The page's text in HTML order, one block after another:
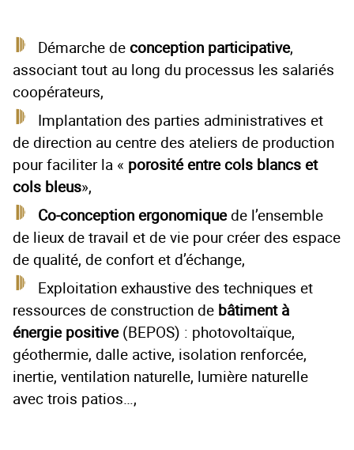
Démarche deconception participative,
associant tout au long du processus les salariés
coopérateurs,
Implantation des parties administratives et
de direction au centre des ateliers de production
pour faciliter la « porosité entre cols blancs et
cols bleus»,
Co-conception ergonomiquede l’ensemble
de lieux de travail et de vie pour créer des espace
de qualité, de confort et d’échange,
Exploitation exhaustive des techniques et
ressources de construction de bâtiment à
énergie positive(BEPOS) : photovoltaïque,
géothermie, dalle active, isolation renforcée,
inertie, ventilation naturelle, lumière naturelle
avec trois patios…,